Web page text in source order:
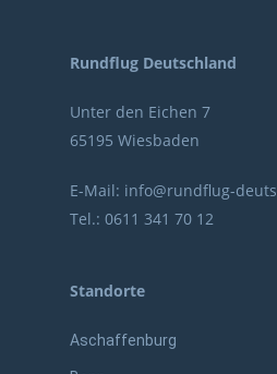
Rundflug Deutschland
Unter den Eichen 7
65195 Wiesbaden
E-Mail: info@rundflug-
Tel.: 0611 341 70 12
Standorte
Aschaffenburg